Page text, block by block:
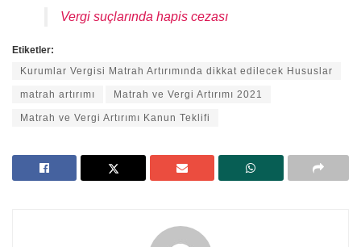
Vergi suçlarında hapis cezası
Etiketler:
Kurumlar Vergisi Matrah Artırımında dikkat edilecek Hususlar
matrah artırımı Matrah ve Vergi Artırımı 2021
Matrah ve Vergi Artırımı Kanun Teklifi